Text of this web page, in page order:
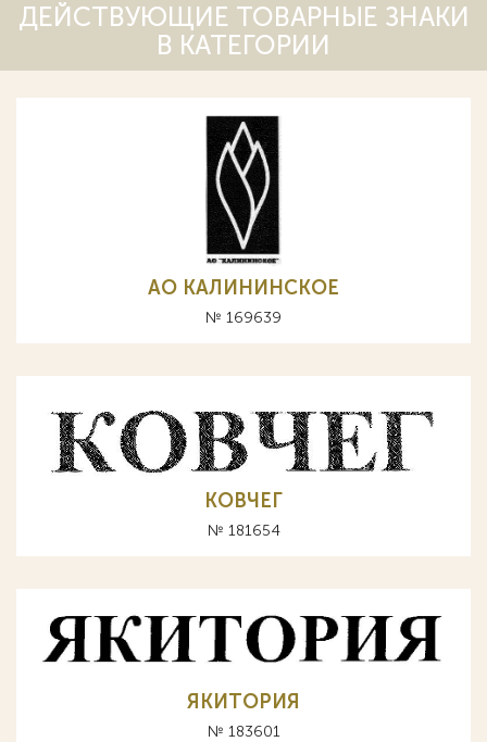
ДЕЙСТВУЮЩИЕ ТОВАРНЫЕ ЗНАКИ
В КАТЕГОРИИ
АО КАЛИНИНСКОЕ
№ 169639
КОВЧЕГ
№ 181654
ЯКИТОРИЯ
№ 183601